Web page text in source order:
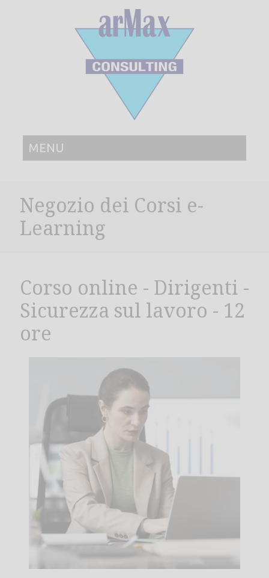
MENU
Negozio dei Corsi e-
Learning
Corso online - Dirigenti -
Sicurezza sul lavoro - 12
ore